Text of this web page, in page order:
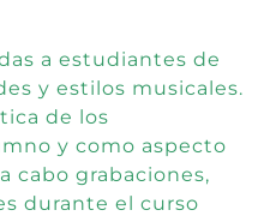
a estudiantes de
y estilos musicales.
de los
y como aspecto
cabo grabaciones,
durante el curso